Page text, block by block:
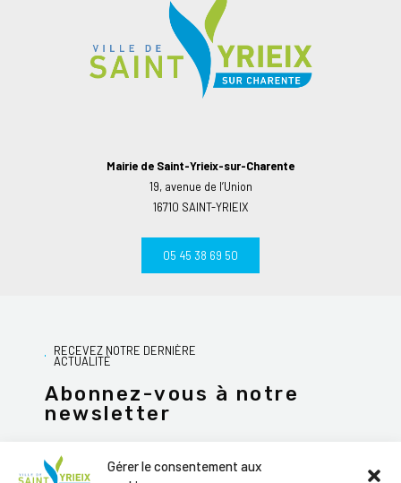
Gérer le consentement aux
Mairie de Saint-Yrieix-sur-Charente
19, avenue de l’Union
16710 SAINT-YRIEIX
05 45 38 69 50
RECEVEZ NOTRE DERNIÈRE
ACTUALITÉ
Abonnez-vous à notre
newsletter